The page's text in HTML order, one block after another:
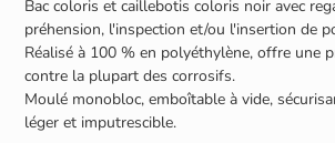
Bac coloris et caillebotis coloris noir avec
préhension, l'inspection et/ou l'insertion de
Réalisé à 100 % en polyéthylène, offre une
contre la plupart des corrosifs.
Moulé monobloc, emboîtable à vide,
léger et imputrescible.